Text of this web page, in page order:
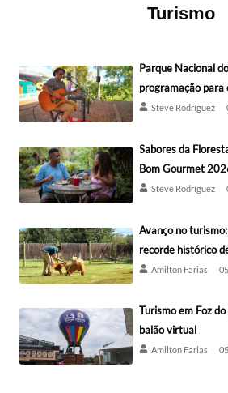
Turismo
Parque Nacional
programação para
Steve Rodríguez
Sabores da
Bom Gourmet
Steve Rodríguez
Avanço no
recorde histórico
Amilton Farias
Turismo em Foz
balão virtual
Amilton Farias